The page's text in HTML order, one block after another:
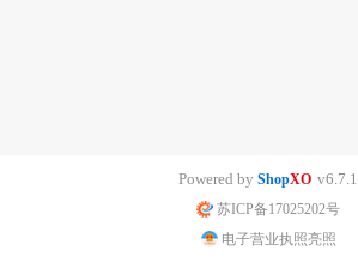
Powered by ShopXO v6.7.1
苏ICP备17025202号
电子营业执照亮照